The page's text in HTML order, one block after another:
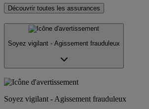
Découvrir toutes les assurances
Soyez vigilant - Agissement frauduleux
Soyez vigilant - Agissement frauduleux